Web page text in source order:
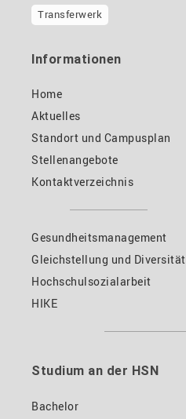
Transferwerk
Informationen
Home
Aktuelles
Standort und Campusplan
Stellenangebote
Kontaktverzeichnis
Gesundheitsmanagement
Gleichstellung und Diversität
Hochschulsozialarbeit
HIKE
Studium an der HSN
Bachelor